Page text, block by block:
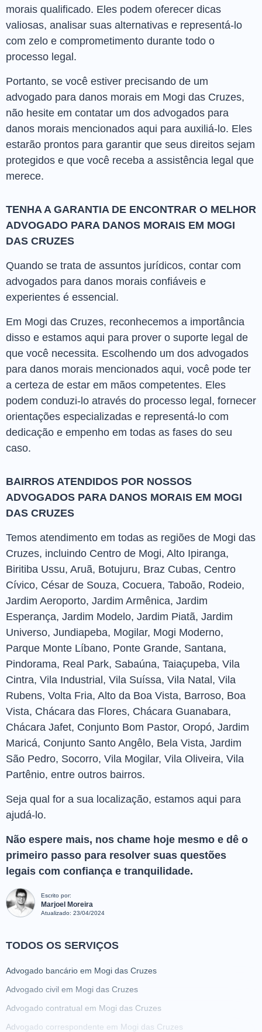
morais qualificado. Eles podem oferecer dicas
valiosas, analisar suas alternativas e representá-lo
com zelo e comprometimento durante todo o
processo legal.
Portanto, se você estiver precisando de um
advogado para danos morais em Mogi das Cruzes,
não hesite em contatar um dos advogados para
danos morais mencionados aqui para auxiliá-lo. Eles
estarão prontos para garantir que seus direitos sejam
protegidos e que você receba a assistência legal que
merece.
TENHA A GARANTIA DE ENCONTRAR O MELHOR
ADVOGADO PARA DANOS MORAIS EM MOGI
DAS CRUZES
Quando se trata de assuntos jurídicos, contar com
advogados para danos morais confiáveis e
experientes é essencial.
Em Mogi das Cruzes, reconhecemos a importância
disso e estamos aqui para prover o suporte legal de
que você necessita. Escolhendo um dos advogados
para danos morais mencionados aqui, você pode ter
a certeza de estar em mãos competentes. Eles
podem conduzi-lo através do processo legal, fornecer
orientações especializadas e representá-lo com
dedicação e empenho em todas as fases do seu
caso.
BAIRROS ATENDIDOS POR NOSSOS
ADVOGADOS PARA DANOS MORAIS EM MOGI
DAS CRUZES
Temos atendimento em todas as regiões de Mogi das
Cruzes, incluindo Centro de Mogi, Alto Ipiranga,
Biritiba Ussu, Aruã, Botujuru, Braz Cubas, Centro
Cívico, César de Souza, Cocuera, Taboão, Rodeio,
Jardim Aeroporto, Jardim Armênica, Jardim
Esperança, Jardim Modelo, Jardim Piatã, Jardim
Universo, Jundiapeba, Mogilar, Mogi Moderno,
Parque Monte Líbano, Ponte Grande, Santana,
Pindorama, Real Park, Sabaúna, Taiaçupeba, Vila
Cintra, Vila Industrial, Vila Suíssa, Vila Natal, Vila
Rubens, Volta Fria, Alto da Boa Vista, Barroso, Boa
Vista, Chácara das Flores, Chácara Guanabara,
Chácara Jafet, Conjunto Bom Pastor, Oropó, Jardim
Maricá, Conjunto Santo Angêlo, Bela Vista, Jardim
São Pedro, Socorro, Vila Mogilar, Vila Oliveira, Vila
Partênio, entre outros bairros.
Seja qual for a sua localização, estamos aqui para
ajudá-lo.
Não espere mais, nos chame hoje mesmo e dê o
primeiro passo para resolver suas questões
legais com confiança e tranquilidade.
Escrito por:
Marjoel Moreira
Atualizado: 23/04/2024
TODOS OS SERVIÇOS
Advogado bancário em Mogi das Cruzes
Advogado civil em Mogi das Cruzes
Advogado contratual em Mogi das Cruzes
Advogado correspondente em Mogi das Cruzes